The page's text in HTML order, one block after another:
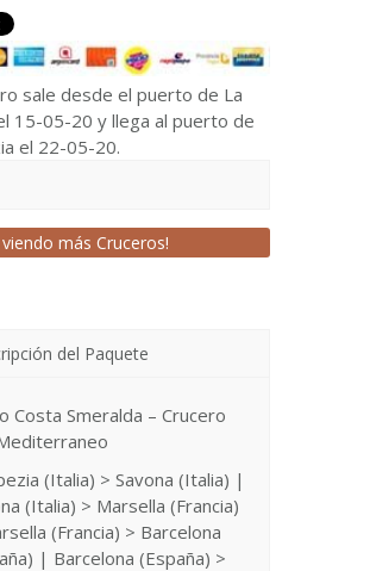
sale desde el puerto de La
15-05-20 y llega al puerto de
el 22-05-20.
más Cruceros!
del Paquete
Costa Smeralda – Crucero
(Italia) > Savona (Italia) |
(Italia) > Marsella (Francia)
(Francia) > Barcelona
| Barcelona (España) >